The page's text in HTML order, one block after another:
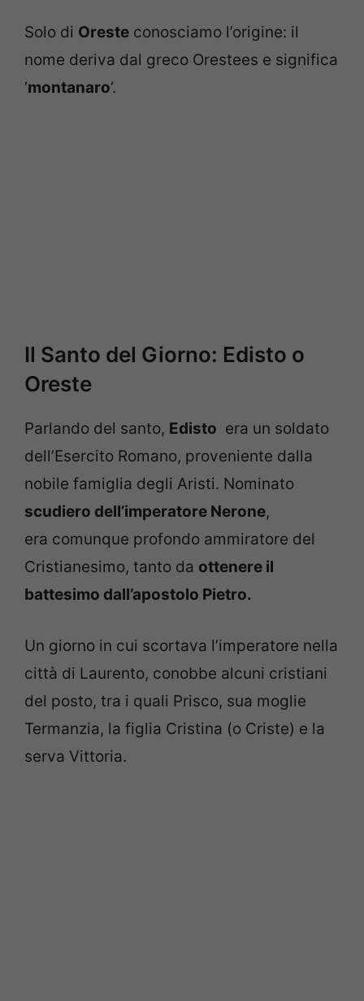
Solo di Oreste conosciamo l’origine: il
nome deriva dal greco Orestees e significa
‘montanaro‘.
Il Santo del Giorno: Edisto o
Oreste
Parlando del santo, Edisto era un soldato
dell’Esercito Romano, proveniente dalla
nobile famiglia degli Aristi. Nominato
scudiero dell’imperatore Nerone,
era comunque profondo ammiratore del
Cristianesimo, tanto da ottenere il
battesimo dall’apostolo Pietro.
Un giorno in cui scortava l’imperatore nella
città di Laurento, conobbe alcuni cristiani
del posto, tra i quali Prisco, sua moglie
Termanzia, la figlia Cristina (o Criste) e la
serva Vittoria.